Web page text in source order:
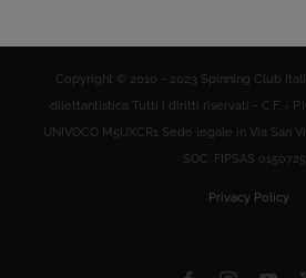
Copyright © 2010 - 2023 Spinning Club
dilettantistica Tutti i diritti riservati - C.F. =
UNIVOCO M5UXCR1 Sede legale in Via San
SOC. FIPSAS
Privacy Policy